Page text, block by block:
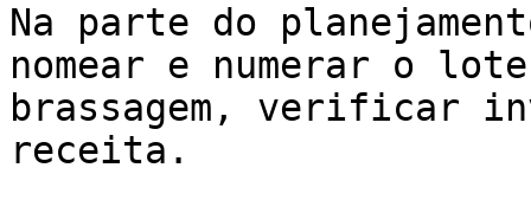
Na parte do
nomear e numerar o
brassagem, verificar
receita.